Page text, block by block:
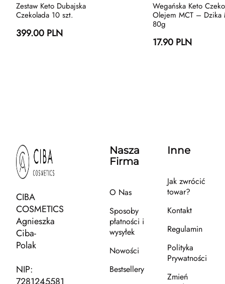
Zestaw Keto Dubajska
Czekolada 10 szt.
399.00 PLN
Wegańska Keto
Olejem MCT – Dzika
80g
17.90 PLN
CIBA
COSMETICS
Agnieszka
Ciba-
Polak
NIP:
Nasza
Firma
O Nas
Sposoby
płatności i
wysyłek
Nowości
Bestsellery
Inne
Jak zwrócić
towar?
Kontakt
Regulamin
Polityka
Prywatności
Zmień